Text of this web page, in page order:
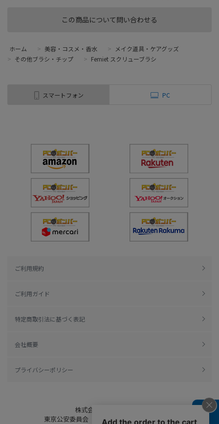
この商品について問い合わせる
ホーム > 美容・コスメ・香水 >
メイク道具・ケアグッズ
> その他ブラシ・チップ > Femiet スクリューブラシ
スマートフォン PC
ご利用規約
ご利用ガイド
特定商取引法に基づく表記
会社概要
プライバシーポリシー
株式会社綿半ドットコム
東京公安委員会（許可済み） 306609804230号